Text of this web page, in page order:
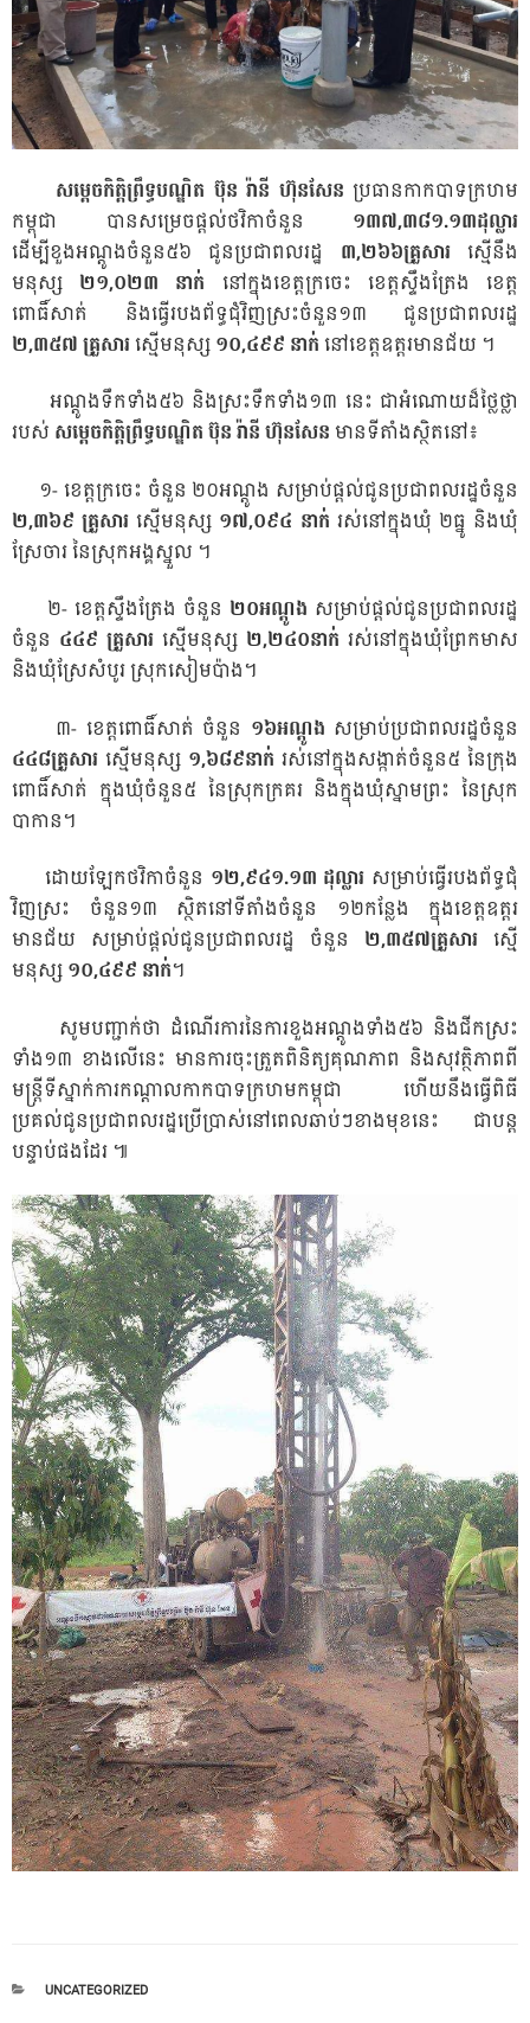
សម្តេចកិត្តិព្រឹទ្ធបណ្ឌិត ប៊ុន រ៉ានី ហ៊ុនសែនប្រធានកាកបាទក្រហម
កម្ពុជា បានសម្រេចផ្តល់ថវិកាចំនួន ១៣៧,៣៨១.១៣ដុល្លារ
ដើម្បីខួងអណ្តូងចំនួន៥៦ ជូនប្រជាពលរដ្ឋ ៣,២៦៦គ្រួសារស្មើនឹង
មនុស្ស ២១,០២៣ នាក់ នៅក្នុងខេត្តក្រចេះ ខេត្តស្ទឹងត្រែង ខេត្ត
ពោធិ៍សាត់ និងធ្វើរបងព័ទ្ធជុំវិញស្រះចំនួន១៣ ជូនប្រជាពលរដ្ឋ
២,៣៥៧ គ្រួសារស្មើមនុស្ស១០,៤៩៩ នាក់នៅខេត្តឧត្តរមានជ័យ ។
អណ្តូងទឹកទាំង៥៦ និងស្រះទឹកទាំង១៣ នេះ ជាអំណោយដ៏ថ្លៃថ្លា
របស់ សម្តេចកិត្តិព្រឹទ្ធបណ្ឌិត ប៊ុន រ៉ានី ហ៊ុនសែនមានទីតាំងស្ថិតនៅ៖
១- ខេត្តក្រចេះ ចំនួន ២០អណ្តូង សម្រាប់ផ្ដល់ជូនប្រជាពលរដ្ឋចំនួន
២,៣៦៩ គ្រួសារ ស្មើមនុស្ស ១៧,០៩៤ នាក់ រស់នៅក្នុងឃុំ ២ធ្នូ និងឃុំ
ស្រែចារ នៃស្រុកអង្គស្នួល ។
២- ខេត្តស្ទឹងត្រែង ចំនួន ២០អណ្តូង សម្រាប់ផ្ដល់ជូនប្រជាពលរដ្ឋ
ចំនួន ៤៤៩ គ្រួសារ ស្មើមនុស្ស ២,២៤០នាក់ រស់នៅក្នុងឃុំព្រែកមាស
និងឃុំស្រែសំបូរ ស្រុកសៀមប៉ាង។
៣- ខេត្តពោធិ៍សាត់ ចំនួន ១៦អណ្តូង សម្រាប់ប្រជាពលរដ្ឋចំនួន
៤៤៨គ្រួសារ ស្មើមនុស្ស ១,៦៨៩នាក់ រស់នៅក្នុងសង្កាត់ចំនួន៥ នៃក្រុង
ពោធិ៍សាត់ ក្នុងឃុំចំនួន៥ នៃស្រុកក្រគរ និងក្នុងឃុំស្នាមព្រះ នៃស្រុក
បាកាន។
ដោយឡែកថវិកាចំនួន ១២,៩៤១.១៣ ដុល្លារ សម្រាប់ធ្វើរបងព័ទ្ធជុំ
វិញស្រះ ចំនួន១៣ ស្ថិតនៅទីតាំងចំនួន ១២កន្លែង ក្នុងខេត្តឧត្តរ
មានជ័យ សម្រាប់ផ្ដល់ជូនប្រជាពលរដ្ឋ ចំនួន ២,៣៥៧គ្រួសារ ស្មើ
មនុស្ស១០,៤៩៩ នាក់។
សូមបញ្ជាក់ថា ដំណើរការនៃការខួងអណ្តូងទាំង៥៦ និងជីកស្រះ
ទាំង១៣ ខាងលើនេះ មានការចុះត្រួតពិនិត្យគុណភាព និងសុវត្ថិភាពពី
មន្ត្រីទីស្នាក់ការកណ្តាលកាកបាទក្រហមកម្ពុជា ហើយនឹងធ្វើពិធី
ប្រគល់ជូនប្រជាពលរដ្ឋប្រើប្រាស់នៅពេលឆាប់ៗខាងមុខនេះ ជាបន្ត
បន្ទាប់ផងដែរ ៕
CATEGORIES
UNCATEGORIZED